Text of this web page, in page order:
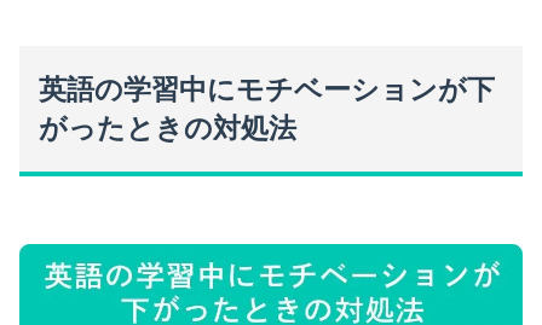
英語の学習中にモチベーションが下
がったときの対処法